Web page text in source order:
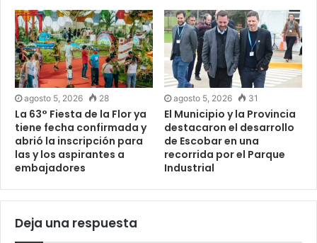
agosto 5, 2026 28
La 63° Fiesta de la Flor ya
tiene fecha confirmada y
abrió la inscripción para
las y los aspirantes a
embajadores
agosto 5, 2026 31
El Municipio y la Provincia
destacaron el desarrollo
de Escobar en una
recorrida por el Parque
Industrial
Deja una respuesta